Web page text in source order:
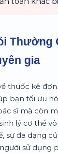
Thường
gia
thuốc kê
bạn tối ưu
sĩ mà còn
lý cơ thể
sự đa dạng
sử dụng